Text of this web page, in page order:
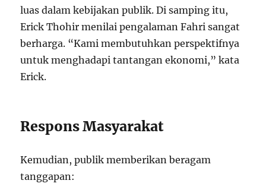
luas dalam kebijakan publik. Di samping itu,
Erick Thohir menilai pengalaman Fahri sangat
berharga. “Kami membutuhkan perspektifnya
untuk menghadapi tantangan ekonomi,” kata
Erick.
Respons Masyarakat
Kemudian, publik memberikan beragam
tanggapan: